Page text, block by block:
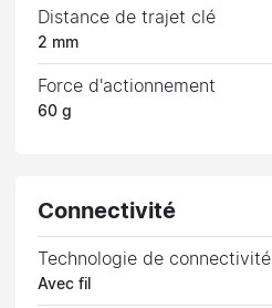
Distance de trajet clé
2 mm
Force d'actionnement
60 g
Connectivité
Technologie de connectivité
Avec fil